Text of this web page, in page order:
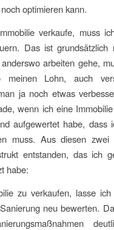
optimieren kann.
verkaufe, muss
Das ist grundsätzlich
arbeiten gehe,
meinen Lohn, auch
ja noch etwas
wenn ich eine
aufgewertet habe, dass
muss. Aus diesen zwei
entstanden, das ich
habe:
zu verkaufen, lasse
neu bewerten.